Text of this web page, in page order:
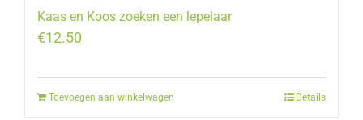
Kaas en Koos zoeken een lepelaar
€12.50
Toevoegen aan winkelwagen Details